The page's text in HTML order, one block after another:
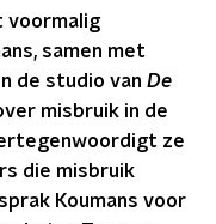
voormalig
samen met
de studio van De
misbruik in de
ze
die misbruik
Koumans voor